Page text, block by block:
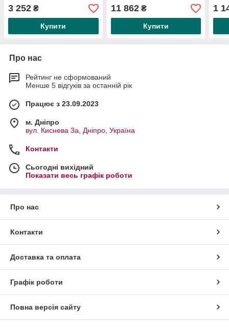
3 252 ₴
Купити
11 862₴
Купити
1
Про нас
Рейтинг не сформований
Менше 5 відгуків за останній рік
Працює з 23.09.2023
м. Дніпро
вул. Киснева 3а, Дніпро, Україна
Контакти
Сьогодні вихідний
Показати весь графік роботи
Про нас
Контакти
Доставка та оплата
Графік роботи
Повна версія сайту